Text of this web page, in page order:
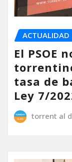
ACTUALIDAD
El PSOE
tasa de
Ley 7/
torrent al